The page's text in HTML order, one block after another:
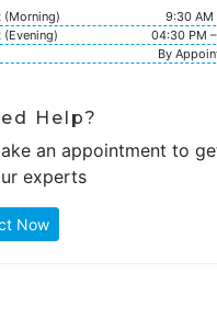
(Morning)
9:30 AM
(Evening)
04:30 PM
By
Help?
an appointment to
experts
Now